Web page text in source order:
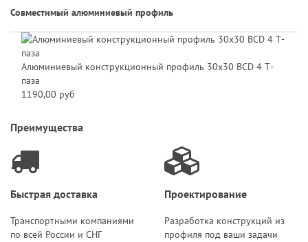
Совместимый алюминиевый профиль
Алюминиевый конструкционный профиль 30х30 BCD 4 Т-
паза
1190,00 руб
Преимущества
Быстрая доставка
Транспортными компаниями
по всей России и СНГ
Проектирование
Разработка конструкций из
профиля под ваши задачи